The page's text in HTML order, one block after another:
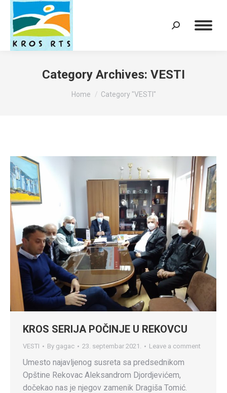
Search:
Category Archives: VESTI
You are here:
Home Category "VESTI"
KROS SERIJA POČINJE U REKOVCU
VESTI By gagac 23. septembar 2021. Leave a comment
Umesto najavljenog susreta sa predsednikom
Opštine Rekovac Aleksandrom Djordjevićem,
dočekao nas je njegov zamenik Dragiša Tomić.